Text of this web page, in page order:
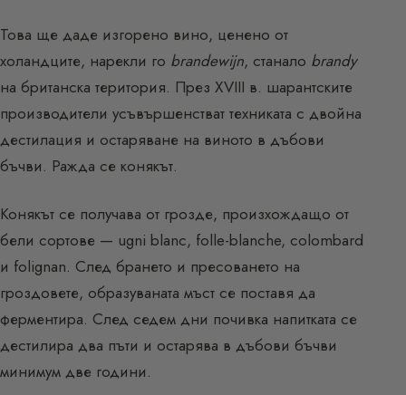
Това ще даде изгорено вино, ценено от
холандците, нарекли го brandewijn, станало brandy
на британска територия. През XVIII в. шарантските
производители усъвършенстват техниката с двойна
дестилация и остаряване на виното в дъбови
бъчви. Ражда се конякът.
Конякът се получава от грозде, произхождащо от
бели сортове — ugni blanc, folle-blanche, colombard
и folignan. След брането и пресоването на
гроздовете, образуваната мъст се поставя да
ферментира. След седем дни почивка напитката се
дестилира два пъти и остарява в дъбови бъчви
минимум две години.